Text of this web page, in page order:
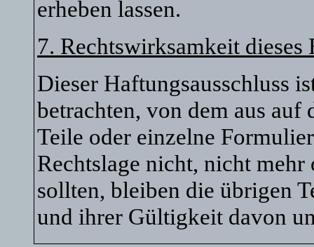
erheben lassen.
7. Rechtswirksamkeit dieses
Dieser Haftungsausschluss
betrachten, von dem aus auf
Teile oder einzelne
Rechtslage nicht, nicht
sollten, bleiben die übrigen
und ihrer Gültigkeit davon